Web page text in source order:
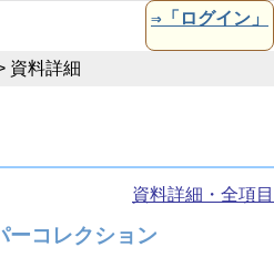
⇒「ログイン」
資料詳細
資料詳細・全項目
ーコレクション